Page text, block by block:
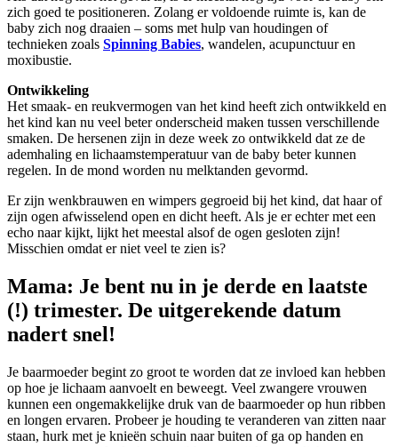
zich goed te positioneren. Zolang er voldoende ruimte is, kan de
baby zich nog draaien – soms met hulp van houdingen of
technieken zoals Spinning Babies, wandelen, acupunctuur en
moxibustie.
Ontwikkeling
Het smaak- en reukvermogen van het kind heeft zich ontwikkeld en
het kind kan nu veel beter onderscheid maken tussen verschillende
smaken. De hersenen zijn in deze week zo ontwikkeld dat ze de
ademhaling en lichaamstemperatuur van de baby beter kunnen
regelen. In de mond worden nu melktanden gevormd.
Er zijn wenkbrauwen en wimpers gegroeid bij het kind, dat haar of
zijn ogen afwisselend open en dicht heeft. Als je er echter met een
echo naar kijkt, lijkt het meestal alsof de ogen gesloten zijn!
Misschien omdat er niet veel te zien is?
Mama: Je bent nu in je derde en laatste
(!) trimester. De uitgerekende datum
nadert snel!
Je baarmoeder begint zo groot te worden dat ze invloed kan hebben
op hoe je lichaam aanvoelt en beweegt. Veel zwangere vrouwen
kunnen een ongemakkelijke druk van de baarmoeder op hun ribben
en longen ervaren. Probeer je houding te veranderen van zitten naar
staan, hurk met je knieën schuin naar buiten of ga op handen en